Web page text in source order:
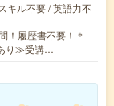
キル不要 / 英語力不
！履歴書不要！＊
り≫受講…